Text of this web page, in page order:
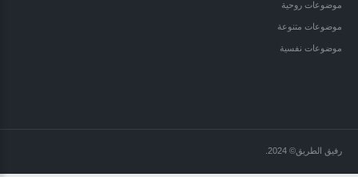
موضوعات روحية
موضوعات متنوعة
موضوعات نفسية
رفيق الطريق ©
2024